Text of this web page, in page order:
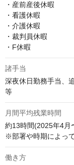
・産前産後休暇
・看護休暇
・介護休暇
・裁判員休暇
・F休暇
諸手当
深夜休日勤務手当、
等
月間平均残業時間
約13時間(2025年4月
※部署や時期によっ
働き方